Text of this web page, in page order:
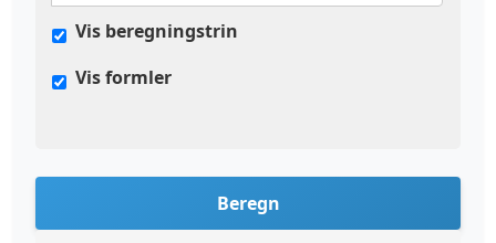
Vis beregningstrin
Vis formler
Beregn